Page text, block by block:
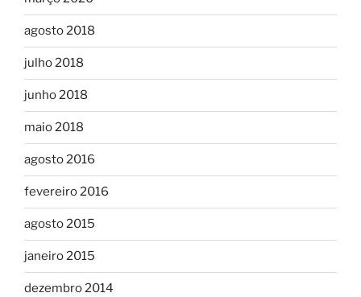
agosto 2018
julho 2018
junho 2018
maio 2018
agosto 2016
fevereiro 2016
agosto 2015
janeiro 2015
dezembro 2014